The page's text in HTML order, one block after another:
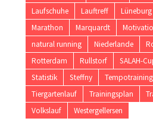
Laufschuhe
Lauftreff Lüneburg
Marathon
Marquardt
natural running
Niederlande
Rotterdam
Rullstorf SALAH-
Statistik
Steffny Tempotraining
Tiergartenlauf
Trainingsplan
Volkslauf
Westergellersen